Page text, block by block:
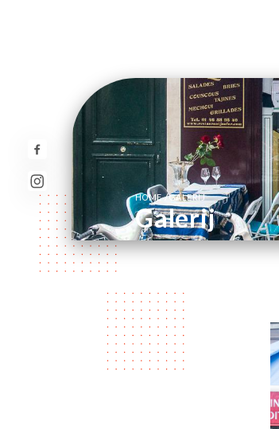
HOME/GALERIJ
Galerij